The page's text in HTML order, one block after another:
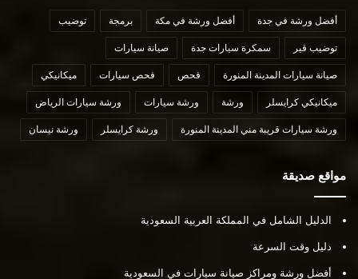
أفضل ورشة في جدة أفضل ورشة في مكة برمجة توضيب
توضيب قير سمكرة سيارات جدة صيانة سيارات
صيانة سيارات المدينة المنورة فحص فحص سيارات ميكانيكي
ميكانيكي كرايسلر ورشة ورشة سيارات ورشة سيارات الرياض
ورشة سيارات قريبة مني المدينة المنورة ورشة كرايسلر ورشة نيسان
مواقع صديقة
الدليل الشامل في المملكة العربية السعودية
دليل وقت السرعة
أفضل ورشة ومراكز صيانة سيارات في السعودية